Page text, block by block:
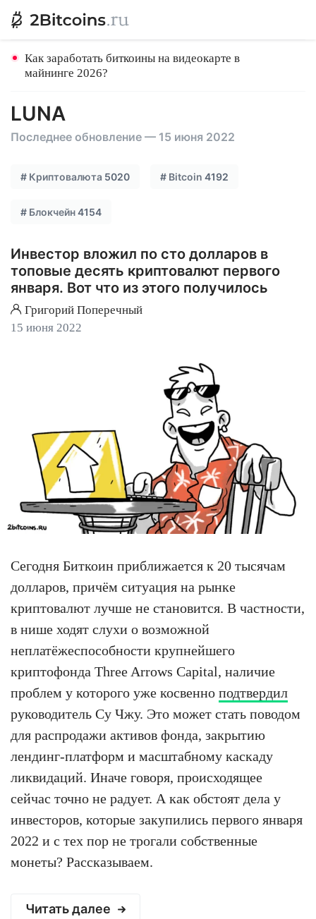
Как заработать биткоины на видеокарте в
майнинге 2026?
LUNA
Последнее обновление — 15 июня 2022
# Криптовалюта 5020 # Bitcoin 4192
# Блокчейн4154
Инвестор вложил по сто долларов в
топовые десять криптовалют первого
января. Вот что из этого получилось
Григорий Поперечный
15 июня 2022
Сегодня Биткоин приближается к 20 тысячам
долларов, причём ситуация на рынке
криптовалют лучше не становится. В частности,
в нише ходят слухи о возможной
неплатёжеспособности крупнейшего
криптофонда Three Arrows Capital, наличие
проблем у которого уже косвенно подтвердил
руководитель Су Чжу. Это может стать поводом
для распродажи активов фонда, закрытию
лендинг-платформ и масштабному каскаду
ликвидаций. Иначе говоря, происходящее
сейчас точно не радует. А как обстоят дела у
инвесторов, которые закупились первого января
2022 и с тех пор не трогали собственные
монеты? Рассказываем.
Читать далее